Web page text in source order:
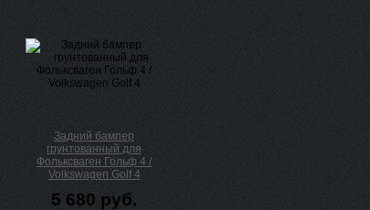
Задний бампер
грунтованный для
Фольксваген Гольф 4 /
Volkswagen Golf 4
5 680 руб.